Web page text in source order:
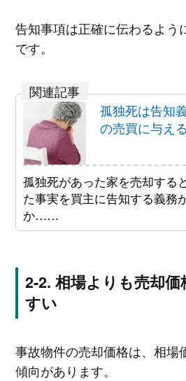
告知事項は正確に伝わるよう
です。
孤独死は告知
の売買に与え
孤独死があった家を売却する
た事実を買主に告知する義務
か……
相場よりも売却
すい
事故物件の売却価格は、相場
傾向があります。